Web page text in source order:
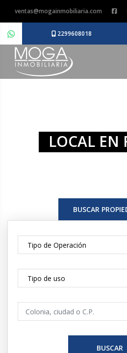
ventas@mogainmobiliaria.com
2299608018
LOCAL EN
BUSCAR
BUSCAR